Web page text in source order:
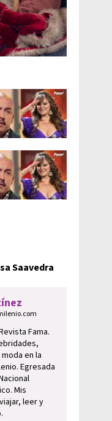
Saavedra
Fama.
en la
Egresada
Mis
leer y